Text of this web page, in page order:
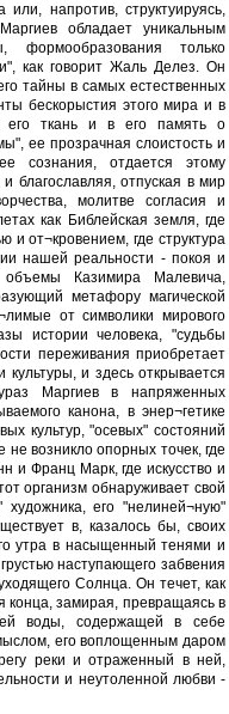
напротив, структуируясь,
обладает уникальным
формообразования только
как говорит Жаль Делез. Он
тайны в самых естественных
бескорыстия этого мира и в
его ткань и в его память о
ее прозрачная слоистость и
сознания, отдается этому
благославляя, отпуская в мир
молитве согласия и
как Библейская земля, где
от¬кровением, где структура
нашей реальности - покоя и
объемы Казимира Малевича,
метафору магической
от символики мирового
истории человека, "судьбы
переживания приобретает
и здесь открывается
Маргиев в напряженных
канона, в энер¬гетике
культур, "осевых" состояний
возникло опорных точек, где
и Франц Марк, где искусство и
организм обнаруживает свой
его "нелиней¬ную"
в, казалось бы, своих
утра в насыщенный тенями и
наступающего забвения
Солнца. Он течет, как
конца, замирая, превращаясь в
воды, содержащей в себе
его воплощенным даром
реки и отраженный в ней,
и неутоленной любви -